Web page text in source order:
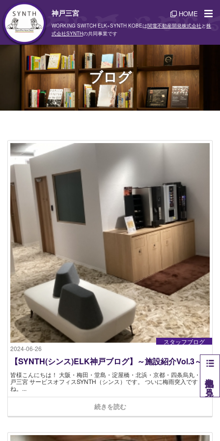
神戸三宮 HOME
WORKING SWITCH ELK×SYNTH KOBEは関電不動産開発株式会社と株
式会社SYNTHの共同事業です
ブログ
2024-06-26
スタッフブログ
【SYNTH(シンス)ELK神戸ブログ】～施設紹介Vol.3～
皆様こんにちは！ 大阪・梅田・堂島・淀屋橋・北浜・京都・四条烏丸・神
戸三宮 サービスオフィスSYNTH（シンス）です。 ついに梅雨突入です
ね。...
続きを読む
他拠点を見る